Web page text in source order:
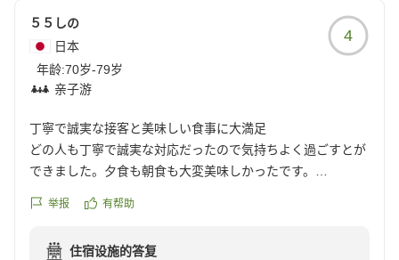
５５しの
日本
年龄:70岁-79岁
亲子游
4
丁寧で誠実な接客と美味しい食事に大満足
どの人も丁寧で誠実な対応だったので気持ちよく過ごすとが
できました。夕食も朝食も大変美味しかったです。
https://review.travel.rakuten.co.jp/hotel/voice/78179?
举报 有帮助
住宿设施的答复